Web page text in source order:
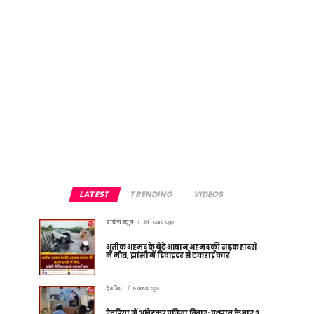
LATEST TRENDING VIDEOS
ब्रेकिंग न्यूज़ 24 hours ago
अतीक अहमद के बेटे आबान अहमद की सड़क हादसे
में मौत, झांसी में डिवाइडर से टकराई कार
देवरिया 6 days ago